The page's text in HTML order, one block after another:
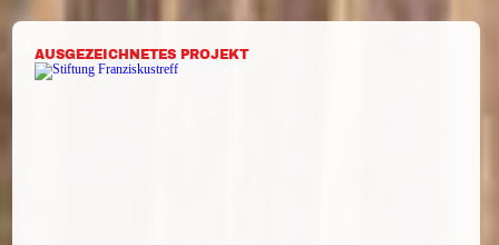
AUSGEZEICHNETES PROJEKT